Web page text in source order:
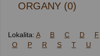
ORGANY (0)
Lokalita: A B C D F
O
P R S T U